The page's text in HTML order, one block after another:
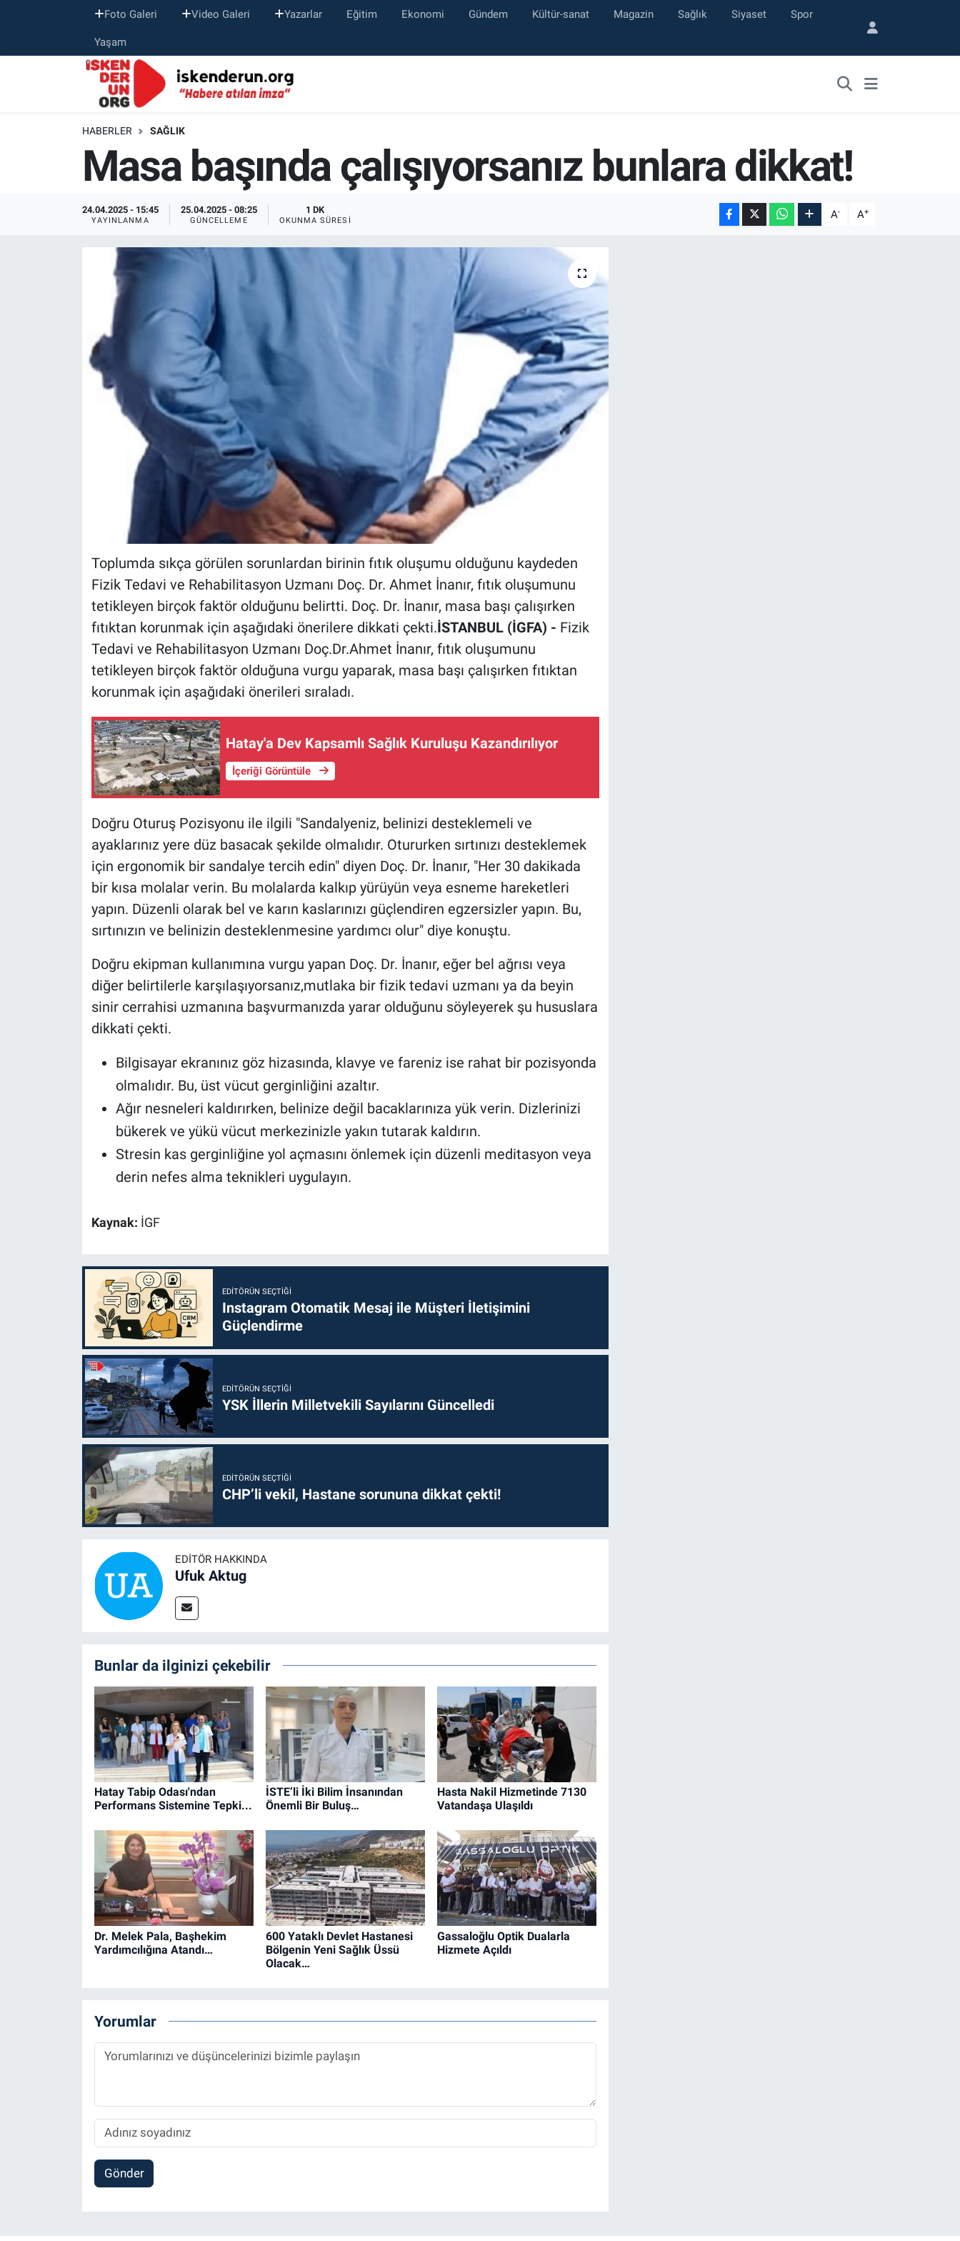
Foto Galeri Video Galeri Yazarlar Eğitim Ekonomi Gündem Kültür-sanat Magazin Sağlık Siyaset Spor
Yaşam
HABERLER SAĞLIK
Masa başında çalışıyorsanız bunlara dikkat!
24.04.2025 - 15:45
YAYINLANMA
25.04.2025 - 08:25
GÜNCELLEME
1 DK
OKUNMA SÜRESI A- A+
Toplumda sıkça görülen sorunlardan birinin fıtık oluşumu olduğunu kaydeden
Fizik Tedavi ve Rehabilitasyon Uzmanı Doç. Dr. Ahmet İnanır, fıtık oluşumunu
tetikleyen birçok faktör olduğunu belirtti. Doç. Dr. İnanır, masa başı çalışırken
fıtıktan korunmak için aşağıdaki önerilere dikkati çekti.İSTANBUL (İGFA) - Fizik
Tedavi ve Rehabilitasyon Uzmanı Doç.Dr.Ahmet İnanır, fıtık oluşumunu
tetikleyen birçok faktör olduğuna vurgu yaparak, masa başı çalışırken fıtıktan
korunmak için aşağıdaki önerileri sıraladı.
Hatay'a Dev Kapsamlı Sağlık Kuruluşu Kazandırılıyor
İçeriği Görüntüle
Doğru Oturuş Pozisyonu ile ilgili "Sandalyeniz, belinizi desteklemeli ve
ayaklarınız yere düz basacak şekilde olmalıdır. Otururken sırtınızı desteklemek
için ergonomik bir sandalye tercih edin" diyen Doç. Dr. İnanır, "Her 30 dakikada
bir kısa molalar verin. Bu molalarda kalkıp yürüyün veya esneme hareketleri
yapın. Düzenli olarak bel ve karın kaslarınızı güçlendiren egzersizler yapın. Bu,
sırtınızın ve belinizin desteklenmesine yardımcı olur" diye konuştu.
Doğru ekipman kullanımına vurgu yapan Doç. Dr. İnanır, eğer bel ağrısı veya
diğer belirtilerle karşılaşıyorsanız,mutlaka bir fizik tedavi uzmanı ya da beyin
sinir cerrahisi uzmanına başvurmanızda yarar olduğunu söyleyerek şu hususlara
dikkati çekti.
Bilgisayar ekranınız göz hizasında, klavye ve fareniz ise rahat bir pozisyonda
olmalıdır. Bu, üst vücut gerginliğini azaltır.
Ağır nesneleri kaldırırken, belinize değil bacaklarınıza yük verin. Dizlerinizi
bükerek ve yükü vücut merkezinizle yakın tutarak kaldırın.
Stresin kas gerginliğine yol açmasını önlemek için düzenli meditasyon veya
derin nefes alma teknikleri uygulayın.
Kaynak: İGF
EDITÖRÜN SEÇTIĞI
Instagram Otomatik Mesaj ile Müşteri İletişimini
Güçlendirme
EDITÖRÜN SEÇTIĞI
YSK İllerin Milletvekili Sayılarını Güncelledi
EDITÖRÜN SEÇTIĞI
CHP’li vekil, Hastane sorununa dikkat çekti!
EDITÖR HAKKINDA
Ufuk Aktug
Bunlar da ilginizi çekebilir
Hatay Tabip Odası'ndan
Performans Sistemine Tepki...
İSTE’li İki Bilim İnsanından
Önemli Bir Buluş…
Hasta Nakil Hizmetinde 7130
Vatandaşa Ulaşıldı
Dr. Melek Pala, Başhekim
Yardımcılığına Atandı…
600 Yataklı Devlet Hastanesi
Bölgenin Yeni Sağlık Üssü
Olacak…
Gassaloğlu Optik Dualarla
Hizmete Açıldı
Yorumlar
Gönder